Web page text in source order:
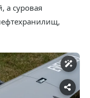
а суровая